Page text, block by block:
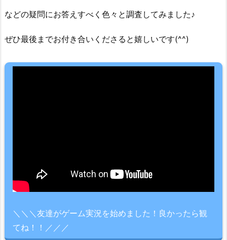
などの疑問にお答えすべく色々と調査してみました♪
ぜひ最後までお付き合いくださると嬉しいです(^^)
＼＼＼友達がゲーム実況を始めました！良かったら観
てね！！／／／